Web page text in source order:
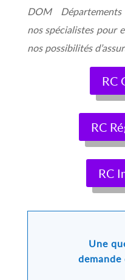
DOM
nos spécialistes pour
nos possibilités
RC
RC
RC
Une